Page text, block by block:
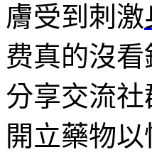
膚受到刺激
费真的沒看
分享交流社
開立藥物